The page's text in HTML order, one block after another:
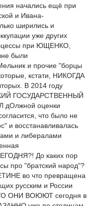
начались ещё при
и Ивана-
ширились и
уже других
при ЮЩЕНКО,
были
и прочие "борцы
кстати, НИКОГДА
В 2014 году
ГОСУДАРСТВЕННЫЙ
оценки
что было не
и восстанавливалась
и либералами
До каких пор
про "братский народ"?
во что превращена
русским и России
ОНИ ВОЮЮТ сегодня в